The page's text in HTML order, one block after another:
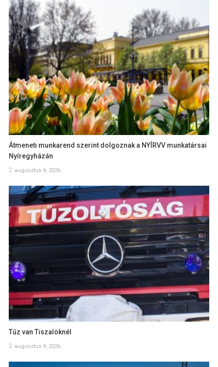
Átmeneti munkarend szerint dolgoznak a NYÍRVV munkatársai
Nyíregyházán
augusztus 4, 2026
Tűz van Tiszalöknél
augusztus 4, 2026